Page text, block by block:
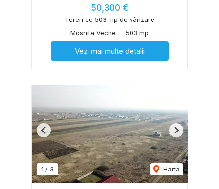
50,300 €
Teren de 503 mp de vânzare
Mosnita Veche
503 mp
Vezi mai multe detalii
1 / 3 Harta
Previous Next